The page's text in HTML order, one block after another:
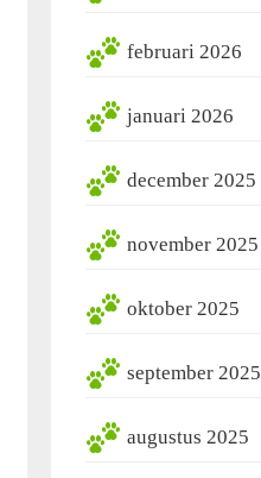
februari 2026
januari 2026
december 2025
november 2025
oktober 2025
september 2025
augustus 2025